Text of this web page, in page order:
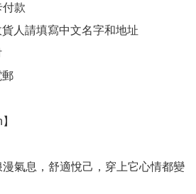
付款
人請填寫中文名字和地址
氣息，舒適悅己，穿上它心情都變